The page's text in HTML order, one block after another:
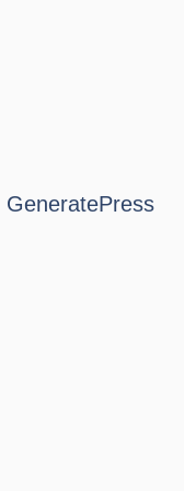
GeneratePress